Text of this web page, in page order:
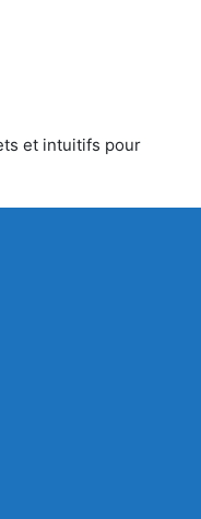
et intuitifs pour